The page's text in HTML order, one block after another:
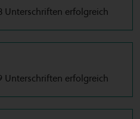
Unterschriften erfolgreich
Unterschriften erfolgreich